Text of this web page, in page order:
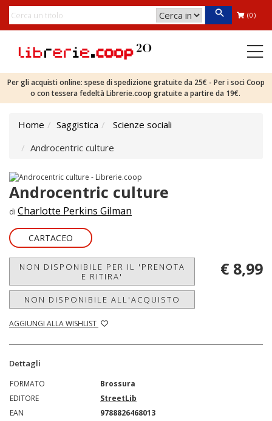
(0)
Per gli acquisti online: spese di spedizione gratuite da 25€ - Per i soci Coop
o con tessera fedeltà Librerie.coop gratuite a partire da 19€.
Home Saggistica
Scienze sociali
Androcentric culture
Androcentric culture
di Charlotte Perkins Gilman
CARTACEO
NON DISPONIBILE PER IL 'PRENOTA
E RITIRA'
NON DISPONIBILE ALL'ACQUISTO
AGGIUNGI ALLA WISHLIST
€ 8,99
Dettagli
FORMATO
Brossura
EDITORE
StreetLib
EAN
9788826468013